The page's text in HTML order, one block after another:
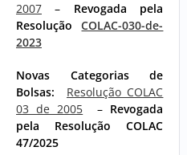
2007 – Revogada pela
ResoluçãoCOLAC-030-de-
2023
Novas Categorias de
Bolsas:
Resolução COLAC
03 de 2005 – Revogada
pela Resolução COLAC
47/2025